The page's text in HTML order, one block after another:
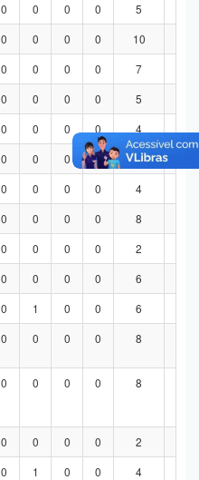
0 0 0 0 5
0 0 0 0 10
0 0 0 0 7
0 0 0 0 5
0 0 0 0 4
0 0 0 0 4
0 0 0 0 4
0 0 0 0 8
0 0 0 0 2
0 0 0 0 6
0 1 0 0 6
0 0 0 0 8
0 0 0 0 8
0 0 0 0 2
0 1 0 0 4